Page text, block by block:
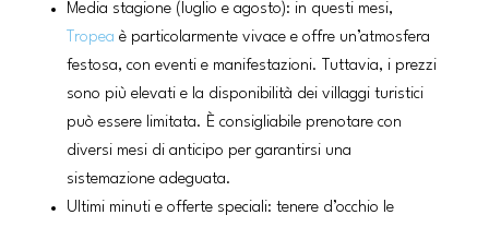
Media stagione (luglio e agosto): in questi mesi,
Tropea è particolarmente vivace e offre un’atmosfera
festosa, con eventi e manifestazioni. Tuttavia, i prezzi
sono più elevati e la disponibilità dei villaggi turistici
può essere limitata. È consigliabile prenotare con
diversi mesi di anticipo per garantirsi una
sistemazione adeguata.
Ultimi minuti e offerte speciali: tenere d’occhio le